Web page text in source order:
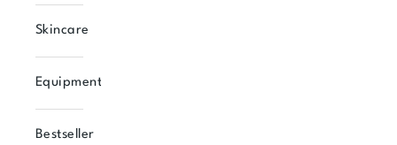
Skincare
Equipment
Bestseller